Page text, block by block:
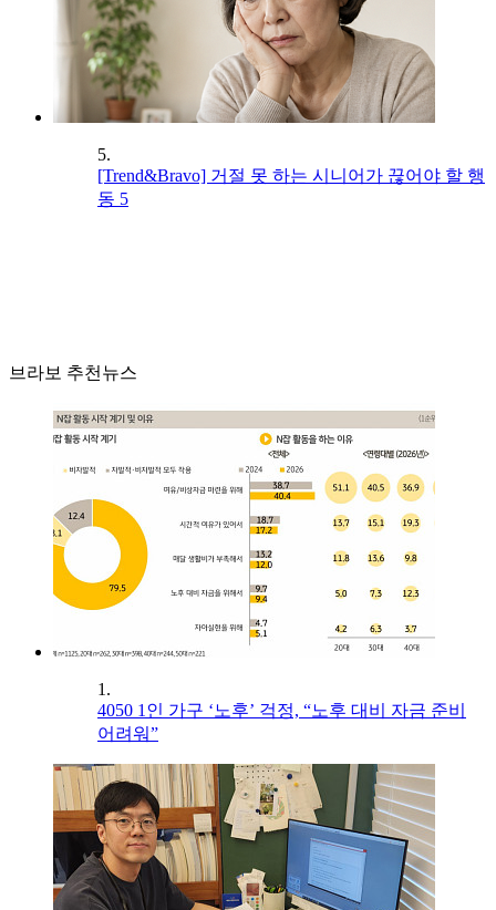
5.
[Trend&Bravo] 거절 못 하는 시니어가 끊어야 할 행
동 5
브라보 추천뉴스
1.
4050 1인 가구 ‘노후’ 걱정, “노후 대비 자금 준비
어려워”